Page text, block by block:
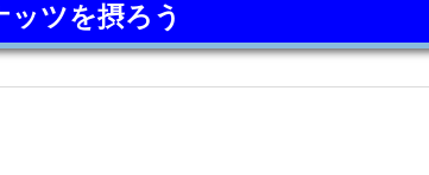
ツを摂ろう